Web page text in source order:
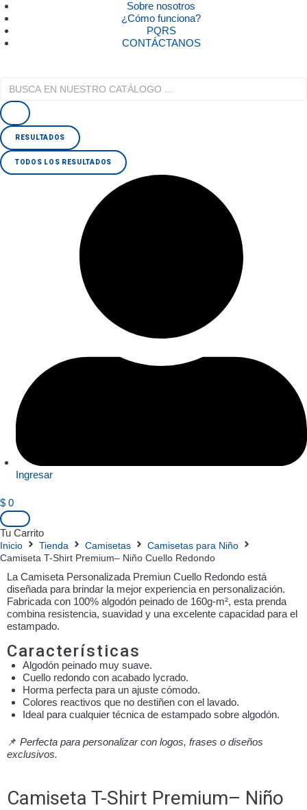
Sobre nosotros
¿Cómo funciona?
PQRS
CONTÁCTANOS
RESULTADOS
TODOS LOS RESULTADOS
Ingresar
$ 0
Tu Carrito
Inicio Tienda Camisetas
Camisetas para Niño
Camiseta T-Shirt Premium– Niño Cuello Redondo
La Camiseta Personalizada Premiun Cuello Redondo está
diseñada para brindar la mejor experiencia en personalización.
Fabricada con 100% algodón peinado de 160g-m², esta prenda
combina resistencia, suavidad y una excelente capacidad para el
estampado.
Características
Algodón peinado muy suave.
Cuello redondo con acabado lycrado.
Horma perfecta para un ajuste cómodo.
Colores reactivos que no destiñen con el lavado.
Ideal para cualquier técnica de estampado sobre algodón.
📌 Perfecta para personalizar con logos, frases o diseños
exclusivos.
Camiseta T-Shirt Premium– Niño